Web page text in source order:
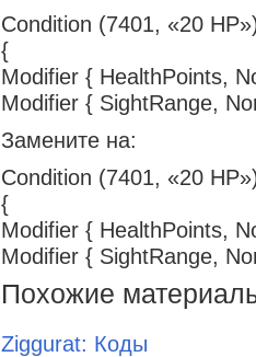
Condition (7401, «20
{
Modifier { HealthPoints,
Modifier { SightRange,
Замените на:
Condition (7401, «20
{
Modifier { HealthPoints,
Modifier { SightRange,
Похожие
Ziggurat: Коды